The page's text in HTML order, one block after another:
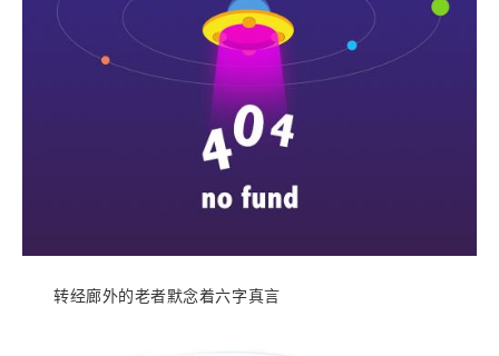
转经廊外的老者默念着六字真言